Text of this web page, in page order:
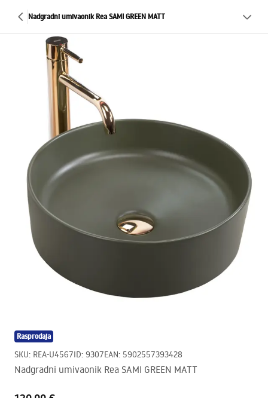
Nadgradni umivaonik Rea SAMI GREEN MATT
Rasprodaja
SKU: REA-U4567ID: 9307EAN: 5902557393428
Nadgradni umivaonik Rea SAMI GREEN MATT